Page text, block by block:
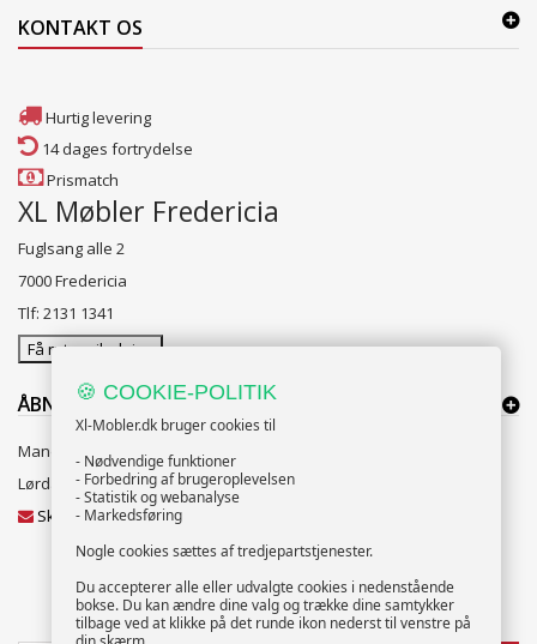
KONTAKT OS
Hurtig levering
14 dages fortrydelse
Prismatch
XL Møbler Fredericia
Fuglsang alle 2
7000 Fredericia
Tlf: 2131 1341
Få rutevejledning
ÅBNINGSTIDER:
Mandag til Fredag 10:00 til 18:00
Lørdag og Søndag 10:00 til 16:00
Skriv til vores kundeservice
NYHEDSBREV
🍪 COOKIE-POLITIK
Xl-Mobler.dk bruger cookies til
- Nødvendige funktioner
- Forbedring af brugeroplevelsen
- Statistik og webanalyse
- Markedsføring
Nogle cookies sættes af tredjepartstjenester.
Du accepterer alle eller udvalgte cookies i nedenstående
bokse. Du kan ændre dine valg og trække dine samtykker
tilbage ved at klikke på det runde ikon nederst til venstre på